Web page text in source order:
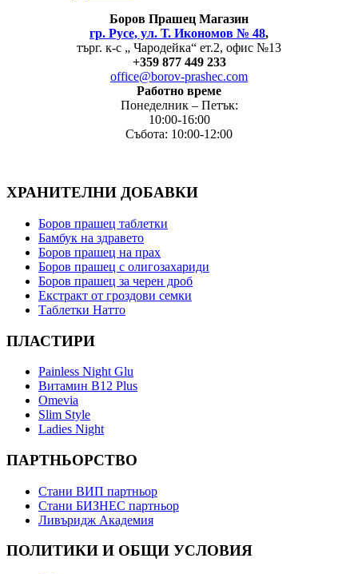
Боров Прашец Магазин
гр. Русе, ул. Т. Икономов № 48,
търг. к-с „ Чародейка“ ет.2, офис №13
+359 877 449 233
office@borov-prashec.com
Работно време
Понеделник – Петък:
10:00-16:00
Събота: 10:00-12:00
ХРАНИТЕЛНИ ДОБАВКИ
Боров прашец таблетки
Бамбук на здравето
Боров прашец на прах
Боров прашец с олигозахариди
Боров прашец за черен дроб
Екстракт от гроздови семки
Таблетки Натто
ПЛАСТИРИ
Painless Night Glu
Витамин B12 Plus
Оmevia
Slim Style
Ladies Night
ПАРТНЬОРСТВО
Стани ВИП партньор
Стани БИЗНЕС партньор
Ливъридж Академия
ПОЛИТИКИ И ОБЩИ УСЛОВИЯ